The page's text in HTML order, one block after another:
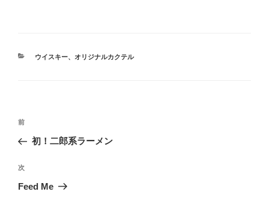
カ
ウイスキー、 オリジナルカクテル
投
ナ
ビ
ゲ
前
の
稿
前
初！二郎系ラーメン
次
の
次
Feed Me